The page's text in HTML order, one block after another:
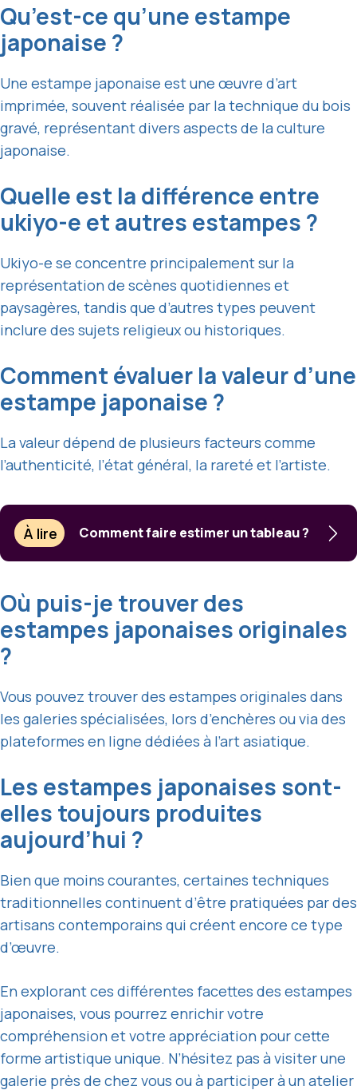
Qu’est-ce qu’une estampe
japonaise ?
Une estampe japonaise est une œuvre d’art
imprimée, souvent réalisée par la technique du bois
gravé, représentant divers aspects de la culture
japonaise.
Quelle est la différence entre
ukiyo-e et autres estampes ?
Ukiyo-e se concentre principalement sur la
représentation de scènes quotidiennes et
paysagères, tandis que d’autres types peuvent
inclure des sujets religieux ou historiques.
Comment évaluer la valeur d’une
estampe japonaise ?
La valeur dépend de plusieurs facteurs comme
l’authenticité, l’état général, la rareté et l’artiste.
À lire Comment faire estimer un tableau ?
Où puis-je trouver des
estampes japonaises originales
?
Vous pouvez trouver des estampes originales dans
les galeries spécialisées, lors d’enchères ou via des
plateformes en ligne dédiées à l’art asiatique.
Les estampes japonaises sont-
elles toujours produites
aujourd’hui ?
Bien que moins courantes, certaines techniques
traditionnelles continuent d’être pratiquées par des
artisans contemporains qui créent encore ce type
d’œuvre.
En explorant ces différentes facettes des estampes
japonaises, vous pourrez enrichir votre
compréhension et votre appréciation pour cette
forme artistique unique. N’hésitez pas à visiter une
galerie près de chez vous ou à participer à un atelier